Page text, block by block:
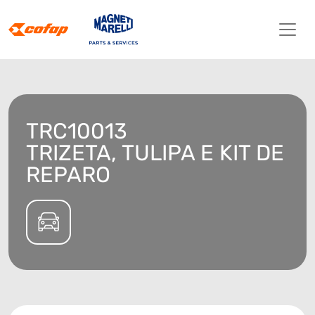
TRC10013
TRIZETA, TULIPA E KIT DE
REPARO